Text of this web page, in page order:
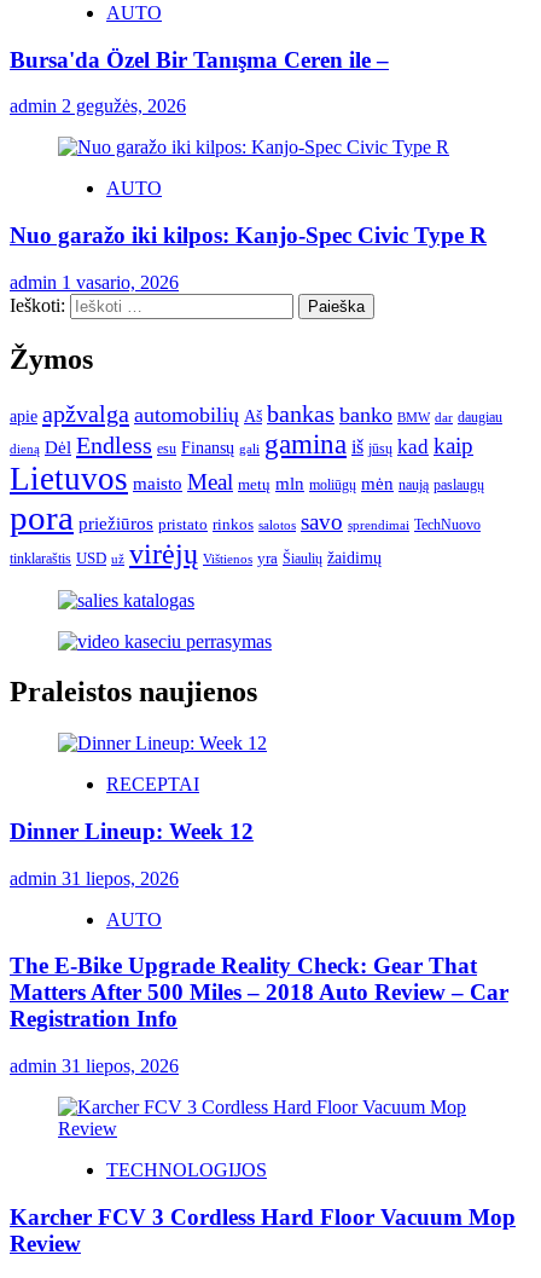
AUTO
Bursa'da Özel Bir Tanışma Ceren ile –
admin 2 gegužės, 2026
AUTO
Nuo garažo iki kilpos: Kanjo-Spec Civic Type R
admin 1 vasario, 2026
Ieškoti:
Žymos
apie apžvalga automobilių Aš bankas banko BMW dar daugiau
dieną Dėl Endless esu Finansų gali gamina iš jūsų kad kaip
Lietuvos maisto Meal metų mln moliūgų mėn naują paslaugų
pora priežiūros pristato rinkos salotos savo sprendimai TechNuovo
tinklaraštis USD už virėjų Vištienos yra Šiaulių žaidimų
Praleistos naujienos
RECEPTAI
Dinner Lineup: Week 12
admin 31 liepos, 2026
AUTO
The E-Bike Upgrade Reality Check: Gear That
Matters After 500 Miles – 2018 Auto Review – Car
Registration Info
admin 31 liepos, 2026
TECHNOLOGIJOS
Karcher FCV 3 Cordless Hard Floor Vacuum Mop
Review